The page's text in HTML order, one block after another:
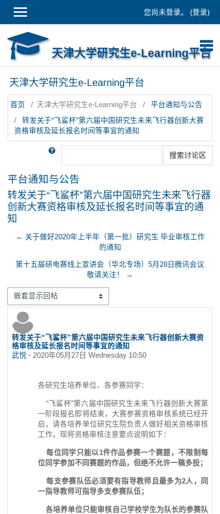
您尚未登录。 (登录)
天津大学研究生e-Learning平台
天津大学研究生e-Learning平台
首页 天津大学研究生e-Learning平台
平台通知与公告
转发关于“飞鲨杯”第六届中国研究生未来飞行器创新大赛
资格审核及延长报名时间等事宜的通知
搜索
搜索讨论区
平台通知与公告
转发关于“飞鲨杯”第六届中国研究生未来飞行器
创新大赛资格审核及延长报名时间等事宜的通
知
← 关于做好2020年上半年（第一批）研究生 毕业审核工作
的通知
第十五届研电赛线上宣讲会（华北专场）5月28日腾讯会议
敬请关注！ →
显示模式
转发关于“飞鲨杯”第六届中国研究生未来飞行器创新大赛资
格审核及延长报名时间等事宜的通知
武悦 - 2020年05月27日 Wednesday 10:50
回帖数：0
各研究生培养单位、各参赛同学：
“飞鲨杯”第六届中国研究生未来飞行器创新大赛第
一阶段报名即将结束，大赛参赛资格审核系统已经开
启，请各培养单位研究生院负责人做好相关资格审核
工作。现将资格审核注意要点说明如下：
每位同学只能以1件作品参赛一个赛题，不限制每
位同学参加不同赛题的作品，但绝不允许一稿多投；
每支参赛队伍必须要有指导教师且最多为2人，同
一指导教师可指导多支参赛队伍；
各培养单位只能审核自己学校学生为队长的参赛队